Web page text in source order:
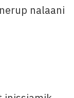
nalaani